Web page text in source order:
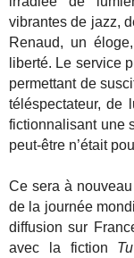
vibrantes de jazz,
Renaud, un
liberté. Le service
permettant de
téléspectateur, de
fictionnalisant une
peut-être n’était
Ce sera à
de la journée
diffusion sur
avec la fiction